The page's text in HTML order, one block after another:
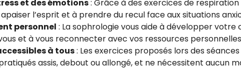
et des émotions: Grâce à des exercices de
l’esprit et à prendre du recul face aux situations
personnel : La sophrologie vous aide à développer
et à vous reconnecter avec vos ressources
à tous: Les exercices proposés lors des
assis, debout ou allongé, et ne nécessitent aucun